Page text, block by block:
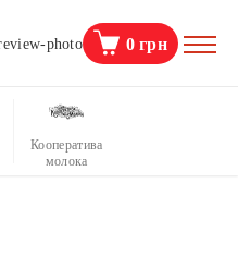
0грн
Кооператива
молока